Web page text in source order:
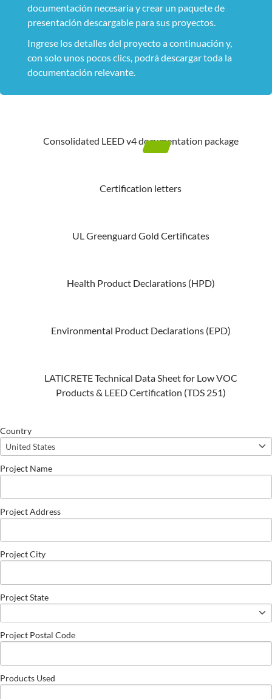
documentación necesaria y crear un paquete de
presentación descargable para sus proyectos.
Ingrese los detalles del proyecto a continuación y,
con solo unos pocos clics, podrá descargar toda la
documentación relevante.
Consolidated LEED v4 documentation package
Certification letters
UL Greenguard Gold Certificates
Health Product Declarations (HPD)
Environmental Product Declarations (EPD)
LATICRETE Technical Data Sheet for Low VOC
Products & LEED Certification (TDS 251)
Country
Project Name
Project Address
Project City
Project State
Project Postal Code
Products Used